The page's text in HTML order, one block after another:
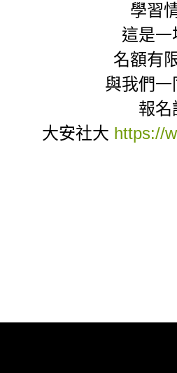
學習
這是一
名額有
與我們一
報名
大安社大 https://